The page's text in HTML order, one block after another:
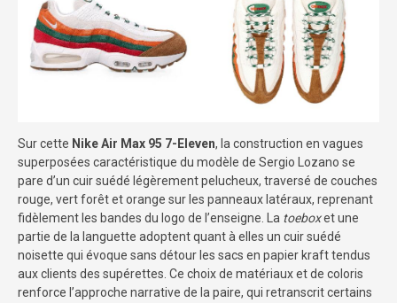
Sur cette Nike Air Max 95 7-Eleven, la construction en vagues
superposées caractéristique du modèle de Sergio Lozano se
pare d’un cuir suédé légèrement pelucheux, traversé de couches
rouge, vert forêt et orange sur les panneaux latéraux, reprenant
fidèlement les bandes du logo de l’enseigne. La toeboxet une
partie de la languette adoptent quant à elles un cuir suédé
noisette qui évoque sans détour les sacs en papier kraft tendus
aux clients des supérettes. Ce choix de matériaux et de coloris
renforce l’approche narrative de la paire, qui retranscrit certains